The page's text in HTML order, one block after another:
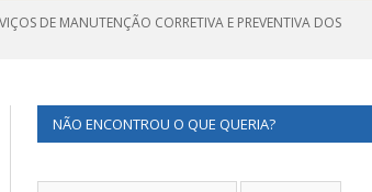
DE MANUTENÇÃO CORRETIVA E PREVENTIVA DOS
NÃO ENCONTROU O QUE QUERIA?